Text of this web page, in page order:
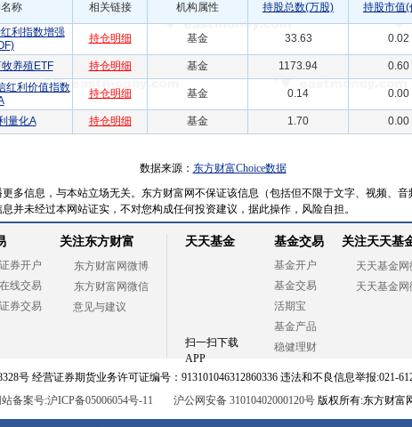
称 相关链接 机构属性 持股总数(万股) 持股市值(
利指数增强
持仓明细 基金 33.63 0.02
养殖ETF 持仓明细 基金 1173.94 0.60
红利价值指数
持仓明细 基金 0.14 0.00
量化A 持仓明细 基金 1.70 0.00
数据来源： 东方财富Choice数据
多信息，与本站立场无关。东方财富网不保证该信息（包括但不限于文字、视频、
并未经过本网站证实，不对您构成任何投资建议，据此操作，风险自担。
券开户
线交易
券交易
关注东方财富
东方财富网微博
东方财富网微信
意见与建议
天天基金
扫一扫下载
APP
基金交易
基金开户
基金交易
活期宝
基金产品
稳健理财
关注天天基
天天基金网
天天基金网
号 经营证券期货业务许可证编号：913101046312860336 违法和不良信息举报:021-
站备案号:沪ICP备05006054号-11 沪公网安备 31010402000120号版权所有:东方财富